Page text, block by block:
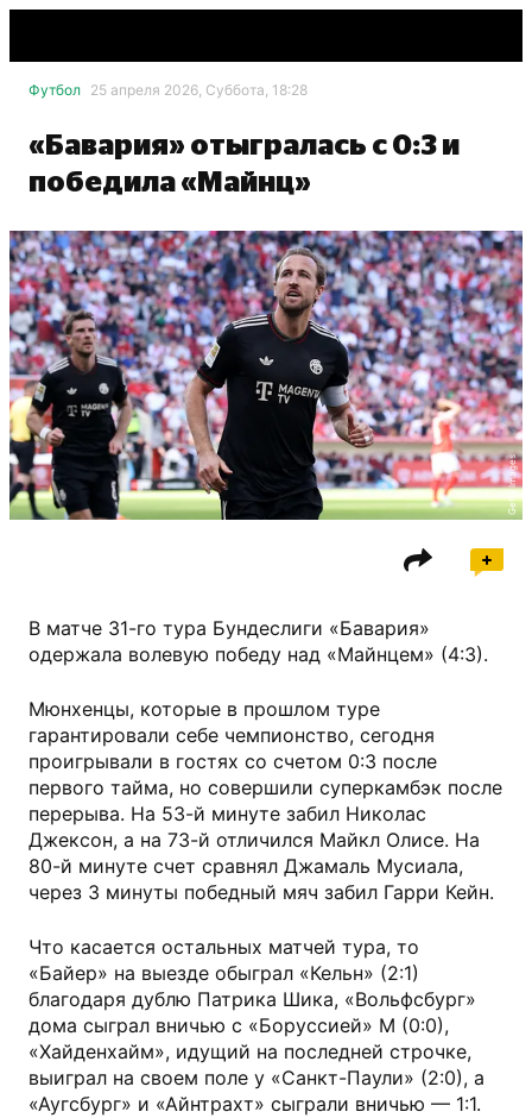
Футбол 25 апреля 2026, Суббота, 18:28
«Бавария» отыгралась с 0:3 и
победила «Майнц»
Getty Images
В матче 31-го тура Бундеслиги «Бавария»
одержала волевую победу над «Майнцем» (4:3).
Мюнхенцы, которые в прошлом туре
гарантировали себе чемпионство, сегодня
проигрывали в гостях со счетом 0:3 после
первого тайма, но совершили суперкамбэк после
перерыва. На 53-й минуте забил Николас
Джексон, а на 73-й отличился Майкл Олисе. На
80-й минуте счет сравнял Джамаль Мусиала,
через 3 минуты победный мяч забил Гарри Кейн.
Что касается остальных матчей тура, то
«Байер» на выезде обыграл «Кельн» (2:1)
благодаря дублю Патрика Шика, «Вольфсбург»
дома сыграл вничью с «Боруссией» М (0:0),
«Хайденхайм», идущий на последней строчке,
выиграл на своем поле у «Санкт-Паули» (2:0), а
«Аугсбург» и «Айнтрахт» сыграли вничью — 1:1.